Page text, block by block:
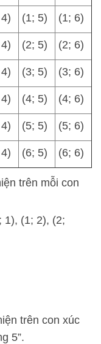
(1; 5) (1; 6)
(2; 5) (2; 6)
(3; 5) (3; 6)
(4; 5) (4; 6)
(5; 5) (5; 6)
(6; 5) (6; 6)
trên mỗi con
1), (1; 2), (2;
trên con xúc
5”.